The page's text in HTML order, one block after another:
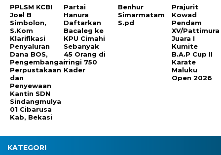
PPLSM KCBI
Joel B
Simbolon,
S.Kom
Klarifikasi
Penyaluran
Dana BOS,
Pengembangan
Perpustakaan
dan
Penyewaan
Kantin SDN
Sindangmulya
01 Cibarusa
Kab, Bekasi
Partai
Hanura
Daftarkan
Bacaleg ke
KPU Cimahi
Sebanyak
45 Orang di
iringi 750
Kader
Benhur
Simarmatam
S.pd
Prajurit
Kowad
Pendam
XV/Pattimura
Juara I
Kumite
B.A.P Cup II
Karate
Maluku
Open 2026
KATEGORI